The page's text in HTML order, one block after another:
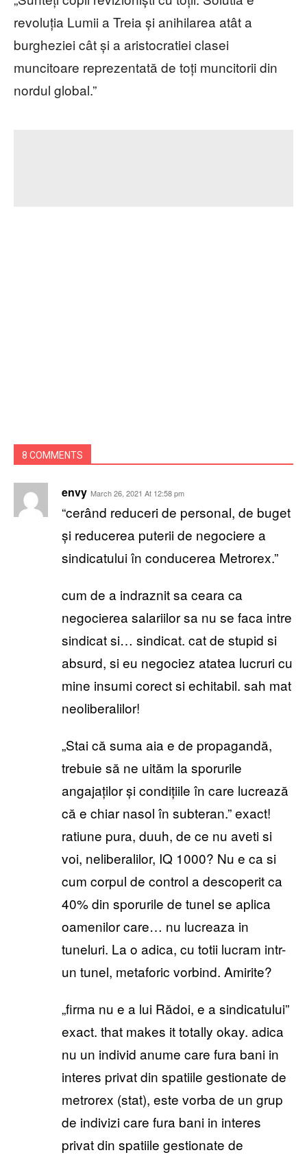
revoluția Lumii a Treia și anihilarea atât a
burgheziei cât și a aristocratiei clasei
muncitoare reprezentată de toți muncitorii din
nordul global.”
8 COMMENTS
envy March 26, 2021 At 12:58 pm
“cerând reduceri de personal, de buget
și reducerea puterii de negociere a
sindicatului în conducerea Metrorex.”
cum de a indraznit sa ceara ca
negocierea salariilor sa nu se faca intre
sindicat si… sindicat. cat de stupid si
absurd, si eu negociez atatea lucruri cu
mine insumi corect si echitabil. sah mat
neoliberalilor!
„Stai că suma aia e de propagandă,
trebuie să ne uităm la sporurile
angajaților și condițiile în care lucrează
că e chiar nasol în subteran.” exact!
ratiune pura, duuh, de ce nu aveti si
voi, neliberalilor, IQ 1000? Nu e ca si
cum corpul de control a descoperit ca
40% din sporurile de tunel se aplica
oamenilor care… nu lucreaza in
tuneluri. La o adica, cu totii lucram intr-
un tunel, metaforic vorbind. Amirite?
„firma nu e a lui Rădoi, e a sindicatului”
exact. that makes it totally okay. adica
nu un individ anume care fura bani in
interes privat din spatiile gestionate de
metrorex (stat), este vorba de un grup
de indivizi care fura bani in interes
privat din spatiile gestionate de